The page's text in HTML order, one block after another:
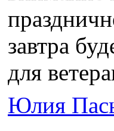
завтра
для
Юлия